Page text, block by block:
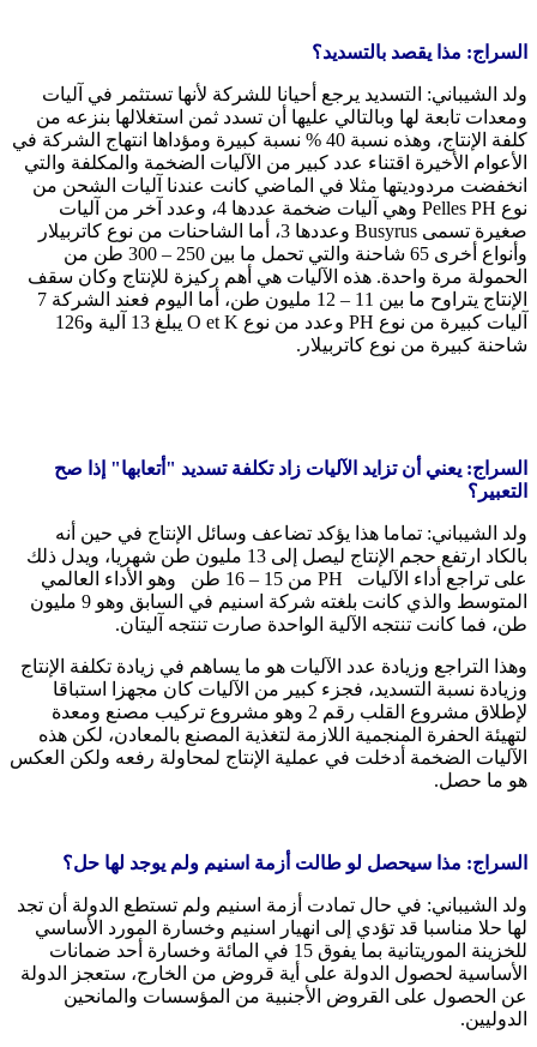
السراج: مذا يقصد بالتسديد؟
ولد الشيباني: التسديد يرجع أحيانا للشركة لأنها تستثمر في آليات
ومعدات تابعة لها وبالتالي عليها أن تسدد ثمن استغلالها بنزعه من
كلفة الإنتاج، وهذه نسبة 40 % نسبة كبيرة ومؤداها انتهاج الشركة في
الأعوام الأخيرة اقتناء عدد كبير من الآليات الضخمة والمكلفة والتي
انخفضت مردوديتها مثلا في الماضي كانت عندنا آليات الشحن من
نوع Pelles PH وهي آليات ضخمة عددها 4، وعدد آخر من آليات
صغيرة تسمى Busyrus وعددها 3، أما الشاحنات من نوع كاتربيلار
وأنواع أخرى 65 شاحنة والتي تحمل ما بين 250 – 300 طن من
الحمولة مرة واحدة. هذه الآليات هي أهم ركيزة للإنتاج وكان سقف
الإنتاج يتراوح ما بين 11 – 12 مليون طن، أما اليوم فعند الشركة 7
آليات كبيرة من نوع PH وعدد من نوع O et K يبلغ 13 آلية و126
شاحنة كبيرة من نوع كاتربيلار.
السراج: يعني أن تزايد الآليات زاد تكلفة تسديد "أتعابها" إذا صح
التعبير؟
ولد الشيباني: تماما هذا يؤكد تضاعف وسائل الإنتاج في حين أنه
بالكاد ارتفع حجم الإنتاج ليصل إلى 13 مليون طن شهريا، ويدل ذلك
على تراجع أداء الآليات PH من 15 – 16 طن وهو الأداء العالمي
المتوسط والذي كانت بلغته شركة اسنيم في السابق وهو 9 مليون
طن، فما كانت تنتجه الآلية الواحدة صارت تنتجه آليتان.
وهذا التراجع وزيادة عدد الآليات هو ما يساهم في زيادة تكلفة الإنتاج
وزيادة نسبة التسديد، فجزء كبير من الآليات كان مجهزا استباقا
لإطلاق مشروع القلب رقم 2 وهو مشروع تركيب مصنع ومعدة
لتهيئة الحفرة المنجمية اللازمة لتغذية المصنع بالمعادن، لكن هذه
الآليات الضخمة أدخلت في عملية الإنتاج لمحاولة رفعه ولكن العكس
هو ما حصل.
السراج: مذا سيحصل لو طالت أزمة اسنيم ولم يوجد لها حل؟
ولد الشيباني: في حال تمادت أزمة اسنيم ولم تستطع الدولة أن تجد
لها حلا مناسبا قد تؤدي إلى انهيار اسنيم وخسارة المورد الأساسي
للخزينة الموريتانية بما يفوق 15 في المائة وخسارة أحد ضمانات
الأساسية لحصول الدولة على أية قروض من الخارج، ستعجز الدولة
عن الحصول على القروض الأجنبية من المؤسسات والمانحين
الدوليين.